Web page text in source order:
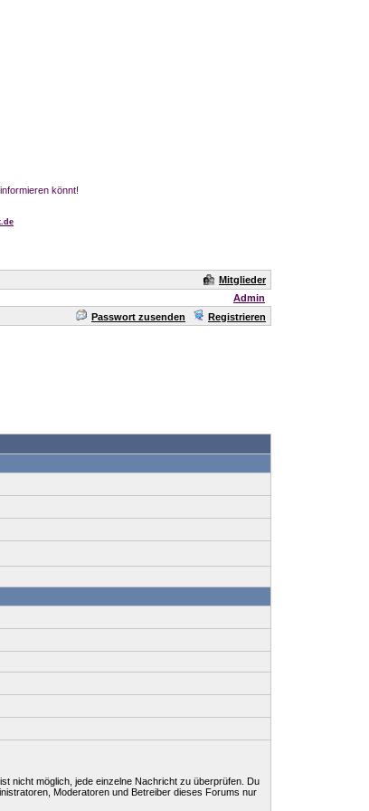
könnt!
Mitglieder
Admin
Passwort zusenden Registrieren
nicht möglich, jede einzelne Nachricht zu überprüfen. Du
Moderatoren und Betreiber dieses Forums nur